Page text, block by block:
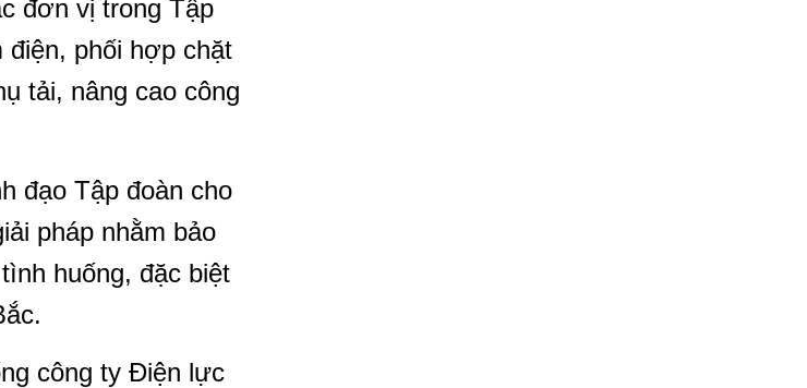
đơn vị trong Tập
điện, phối hợp chặt
tải, nâng cao công
đạo Tập đoàn cho
pháp nhằm bảo
huống, đặc biệt
công ty Điện lực